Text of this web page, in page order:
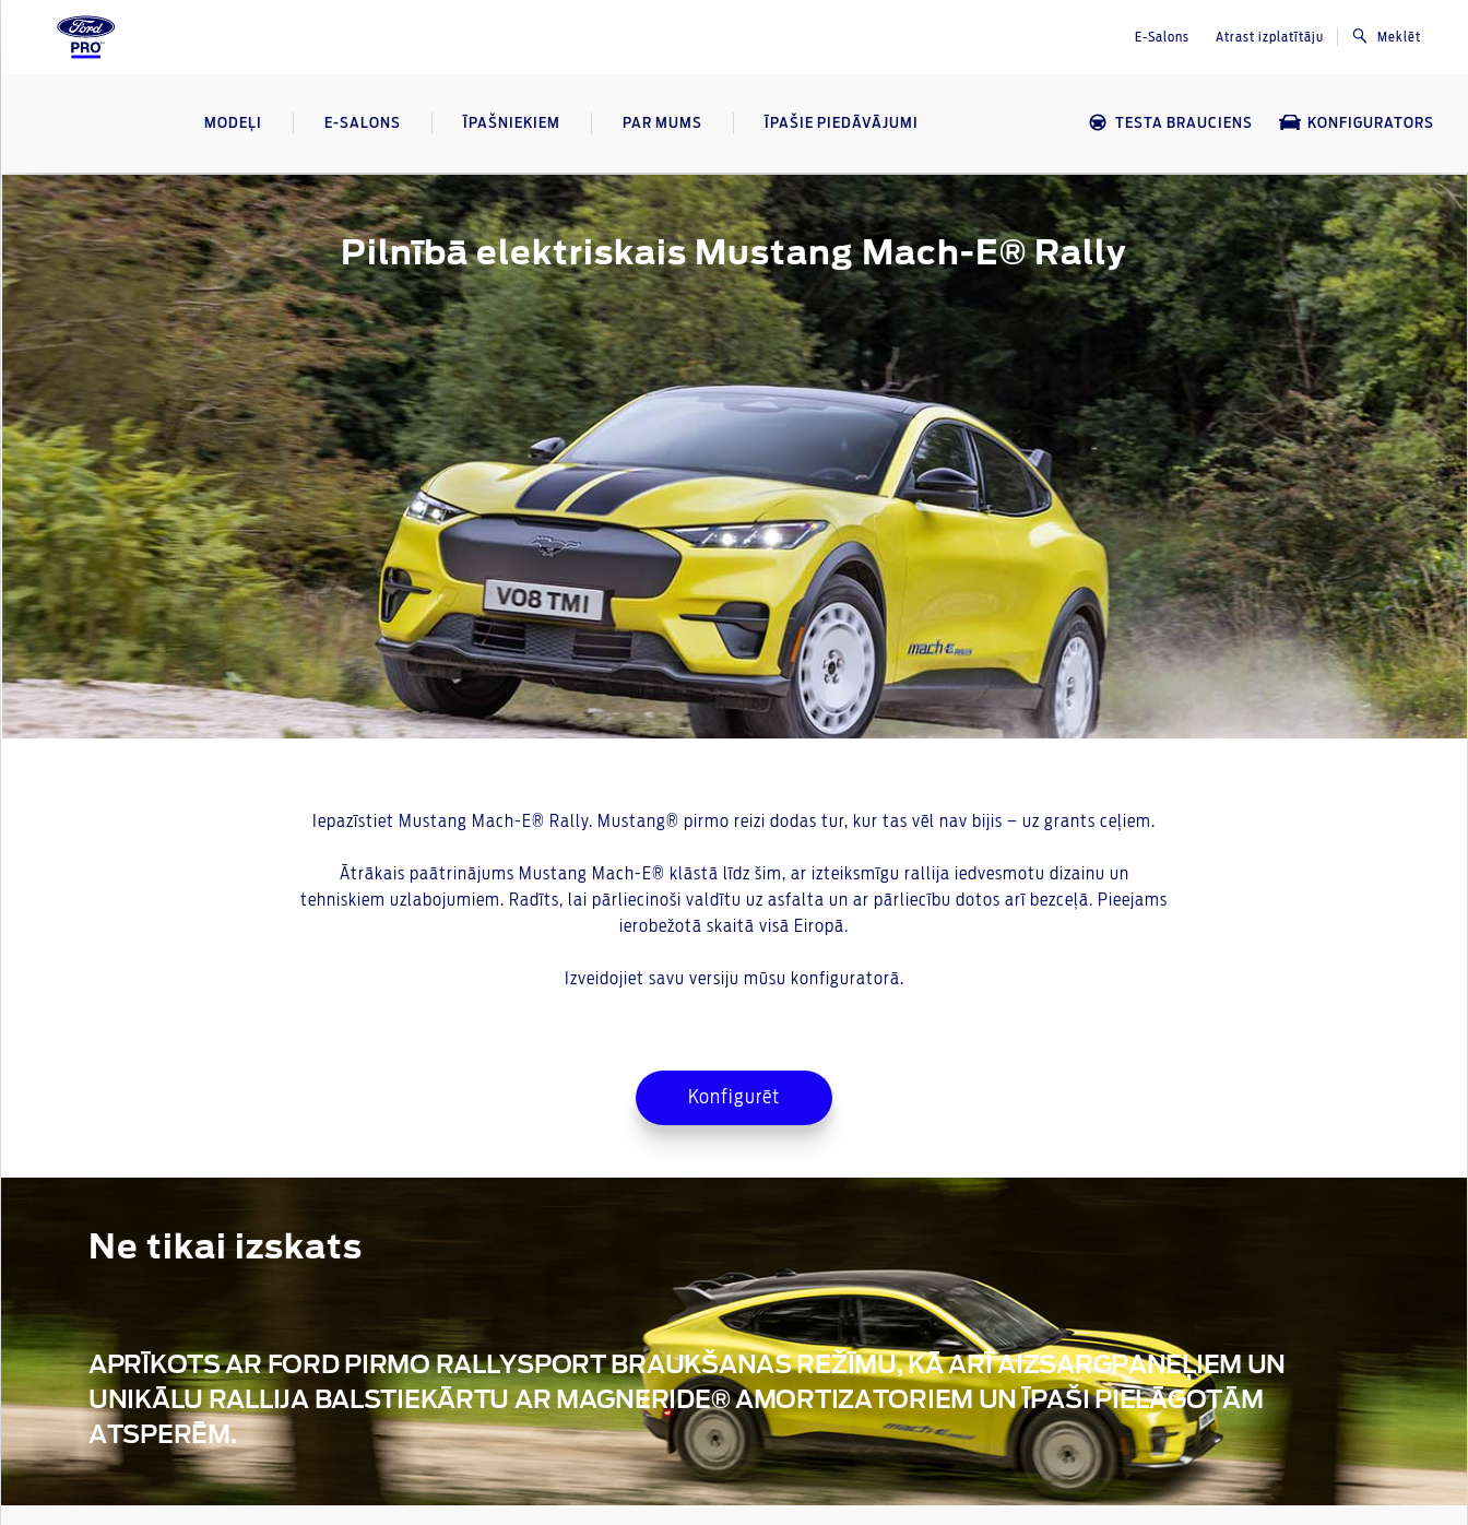
E-Salons Atrast izplatītāju Meklēt
MODEĻI E-SALONS ĪPAŠNIEKIEM PAR MUMS ĪPAŠIE PIEDĀVĀJUMI TESTA BRAUCIENS KONFIGURATORS
Pilnībā elektriskais Mustang Mach-E® Rally
Iepazīstiet Mustang Mach-E® Rally. Mustang® pirmo reizi dodas tur, kur tas vēl nav bijis – uz grants ceļiem.
Ātrākais paātrinājums Mustang Mach-E® klāstā līdz šim, ar izteiksmīgu rallija iedvesmotu dizainu un
tehniskiem uzlabojumiem. Radīts, lai pārliecinoši valdītu uz asfalta un ar pārliecību dotos arī bezceļā. Pieejams
ierobežotā skaitā visā Eiropā.
Izveidojiet savu versiju mūsu konfiguratorā.
Konfigurēt
Ne tikai izskats
APRĪKOTS AR FORD PIRMO RALLYSPORT BRAUKŠANAS REŽĪMU, KĀ ARĪ AIZSARGPANEĻIEM UN
UNIKĀLU RALLIJA BALSTIEKĀRTU AR MAGNERIDE® AMORTIZATORIEM UN ĪPAŠI PIELĀGOTĀM
ATSPERĒM.